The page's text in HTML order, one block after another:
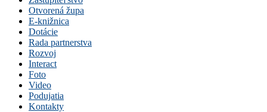
Otvorená župa
E-knižnica
Dotácie
Rada partnerstva
Rozvoj
Interact
Foto
Video
Podujatia
Kontakty